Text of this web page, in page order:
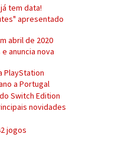
tem data!
apresentado
abril de 2020
anuncia nova
PlayStation
a Portugal
Switch Edition
novidades
jogos